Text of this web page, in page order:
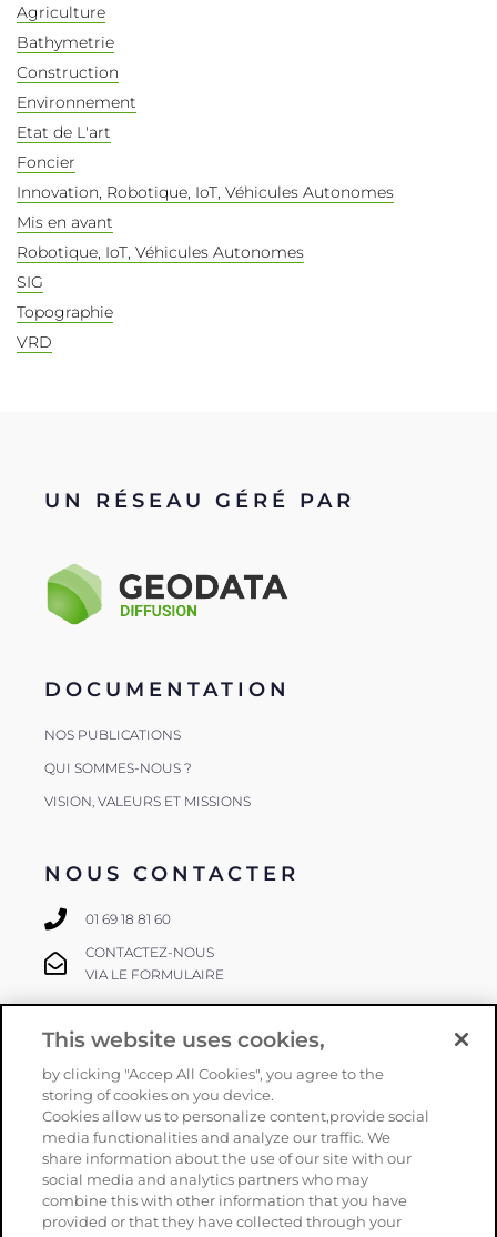
Agriculture
Bathymetrie
Construction
Environnement
Etat de L'art
Foncier
Innovation, Robotique, IoT, Véhicules Autonomes
Mis en avant
Robotique, IoT, Véhicules Autonomes
SIG
Topographie
VRD
UN RÉSEAU GÉRÉ PAR
DOCUMENTATION
NOS PUBLICATIONS
QUI SOMMES-NOUS ?
VISION, VALEURS ET MISSIONS
NOUS CONTACTER
01 69 18 81 60
CONTACTEZ-NOUS
VIA LE FORMULAIRE
SUIVEZ-NOUS
This website uses cookies,
by clicking "Accep All Cookies", you agree to the
storing of cookies on you device.
Cookies allow us to personalize content,provide social
media functionalities and analyze our traffic. We
share information about the use of our site with our
social media and analytics partners who may
combine this with other information that you have
provided or that they have collected through your